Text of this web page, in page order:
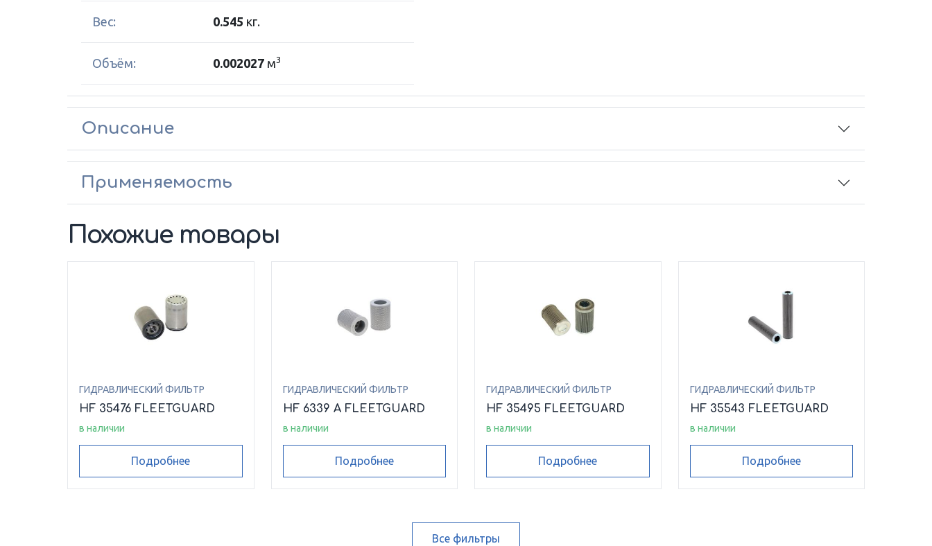
Вес: 0.545 кг.
Объём: 0.002027 м3
Описание
Применяемость
Похожие товары
ГИДРАВЛИЧЕСКИЙ ФИЛЬТР
HF 35476 FLEETGUARD
в наличии
Подробнее
ГИДРАВЛИЧЕСКИЙ ФИЛЬТР
HF 6339 A FLEETGUARD
в наличии
Подробнее
ГИДРАВЛИЧЕСКИЙ ФИЛЬТР
HF 35495 FLEETGUARD
в наличии
Подробнее
ГИДРАВЛИЧЕСКИЙ ФИЛЬТР
HF 35543 FLEETGUARD
в наличии
Подробнее
Все фильтры